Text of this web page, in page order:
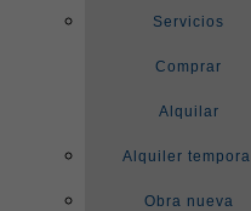
Servicios
Comprar
Alquilar
Alquiler temporal
Obra nueva